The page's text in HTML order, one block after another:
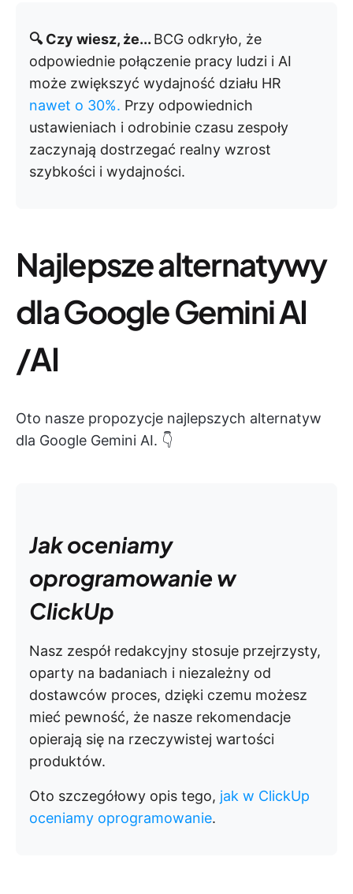
🔍 Czy wiesz, że... BCG odkryło, że
odpowiednie połączenie pracy ludzi i AI
może zwiększyć wydajność działu HR
nawet o 30%. Przy odpowiednich
ustawieniach i odrobinie czasu zespoły
zaczynają dostrzegać realny wzrost
szybkości i wydajności.
Najlepsze alternatywy
dla Google Gemini AI
/AI
Oto nasze propozycje najlepszych alternatyw
dla Google Gemini AI. 👇
Jak oceniamy
oprogramowanie w
ClickUp
Nasz zespół redakcyjny stosuje przejrzysty,
oparty na badaniach i niezależny od
dostawców proces, dzięki czemu możesz
mieć pewność, że nasze rekomendacje
opierają się na rzeczywistej wartości
produktów.
Oto szczegółowy opis tego, jak w ClickUp
oceniamy oprogramowanie.